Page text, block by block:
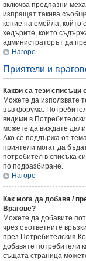
включва предпазни
изпращат такива
копие на емейла, който
хедърите, които
администраторът да
Нагоре
Приятели и
Какви са тези списъци
Можете да използвате
във форума.
видими в
можете да виждате
Ако се поддържа от
приятели могат да
потребител в списъка
по подразбиране.
Нагоре
Как мога да добавя /
Врагове?
Можете да добавите
чрез съответните
през Потребителския
добавяте потребители
същата страница